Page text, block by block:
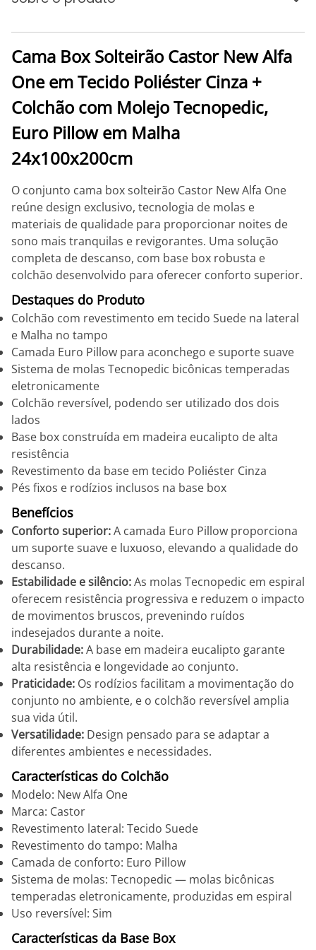
Cama Box Solteirão Castor New Alfa
One em Tecido Poliéster Cinza +
Colchão com Molejo Tecnopedic,
Euro Pillow em Malha
24x100x200cm
O conjunto cama box solteirão Castor New Alfa One
reúne design exclusivo, tecnologia de molas e
materiais de qualidade para proporcionar noites de
sono mais tranquilas e revigorantes. Uma solução
completa de descanso, com base box robusta e
colchão desenvolvido para oferecer conforto superior.
Destaques do Produto
Colchão com revestimento em tecido Suede na lateral
e Malha no tampo
Camada Euro Pillow para aconchego e suporte suave
Sistema de molas Tecnopedic bicônicas temperadas
eletronicamente
Colchão reversível, podendo ser utilizado dos dois
lados
Base box construída em madeira eucalipto de alta
resistência
Revestimento da base em tecido Poliéster Cinza
Pés fixos e rodízios inclusos na base box
Benefícios
Conforto superior:A camada Euro Pillow proporciona
um suporte suave e luxuoso, elevando a qualidade do
descanso.
Estabilidade e silêncio:As molas Tecnopedic em espiral
oferecem resistência progressiva e reduzem o impacto
de movimentos bruscos, prevenindo ruídos
indesejados durante a noite.
Durabilidade:A base em madeira eucalipto garante
alta resistência e longevidade ao conjunto.
Praticidade: Os rodízios facilitam a movimentação do
conjunto no ambiente, e o colchão reversível amplia
sua vida útil.
Versatilidade: Design pensado para se adaptar a
diferentes ambientes e necessidades.
Características do Colchão
Modelo: New Alfa One
Marca: Castor
Revestimento lateral: Tecido Suede
Revestimento do tampo: Malha
Camada de conforto: Euro Pillow
Sistema de molas: Tecnopedic — molas bicônicas
temperadas eletronicamente, produzidas em espiral
Uso reversível: Sim
Características da Base Box